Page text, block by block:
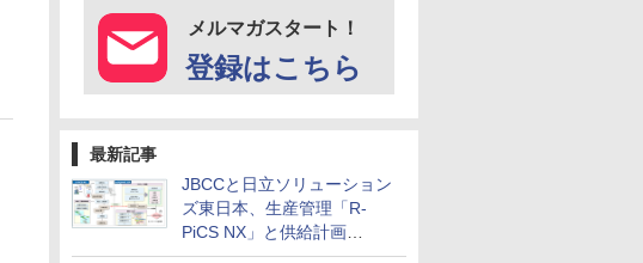
メルマガスタート！
登録はこちら
最新記事
JBCCと日立ソリューション
ズ東日本、生産管理「R-
PiCS NX」と供給計画
「scSQUARE ISP」の連携サ